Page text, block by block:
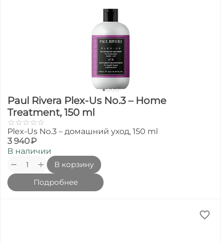
Paul Rivera Plex-Us No.3 – Home
Treatment, 150 ml
Plex-Us No.3 – домашний уход, 150 ml
3 940₽
В наличии
+
−
В корзину
Подробнее